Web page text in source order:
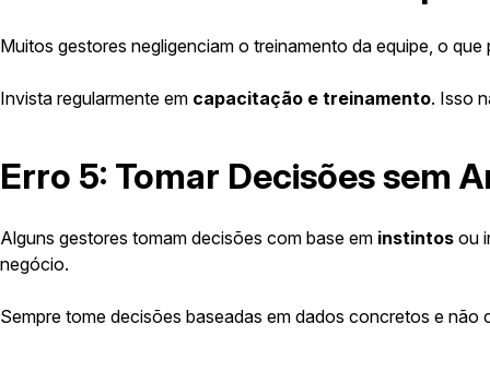
Muitos gestores negligenciam o treinamento da equipe, o
Invista regularmente em capacitação e treinamento. Isso
Erro 5: Tomar Decisões sem
Alguns gestores tomam decisões com base em instintos ou
negócio.
Sempre tome decisões baseadas em dados concretos e